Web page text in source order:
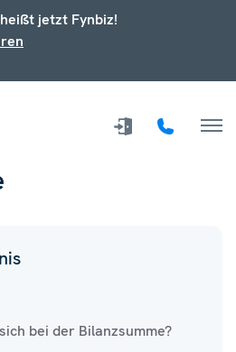
jetzt Fynbiz!
bei der Bilanzsumme?